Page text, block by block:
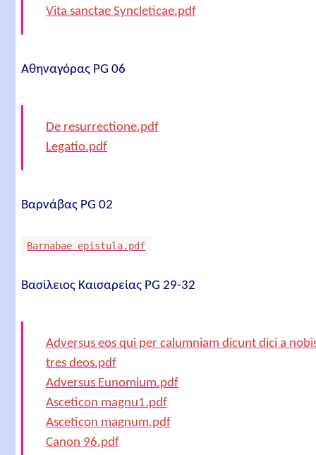
Vita sanctae Syncleticae.pdf
Αθηναγόρας PG 06
De resurrectione.pdf
Legatio.pdf
Βαρνάβας PG 02
Barnabae epistula.pdf
Βασίλειος Καισαρείας PG 29-32
Adversus eos qui per calumniam dicunt dici a
tres deos.pdf
Adversus Eunomium.pdf
Asceticon magnu1.pdf
Asceticon magnum.pdf
Canon 96.pdf